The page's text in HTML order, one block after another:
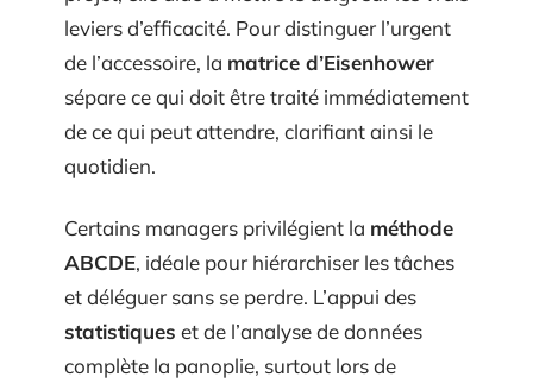
leviers d’efficacité. Pour distinguer l’urgent
de l’accessoire, la matrice d’Eisenhower
sépare ce qui doit être traité immédiatement
de ce qui peut attendre, clarifiant ainsi le
quotidien.
Certains managers privilégient la méthode
ABCDE, idéale pour hiérarchiser les tâches
et déléguer sans se perdre. L’appui des
statistiques et de l’analyse de données
complète la panoplie, surtout lors de